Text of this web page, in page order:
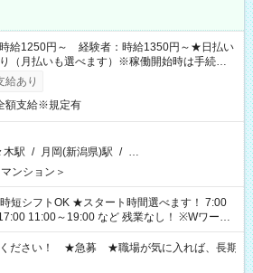
給1250円～ 経験者：時給1350円～★日払い
（月払いも選べます）※稼働開始時は手続き完
となります。
給あり
額支給※規定有
木駅 / 月岡(新潟県)駅 / …
ンション＞
タート時間選べます！ 7:00
11:00～19:00 など 残業なし！ ※Wワーク
事と合わせ週40時間超の就業はご案内できま
き、週20時間以上勤務は社会保険への加入対
働者派遣法（日雇い派遣の原則禁止）によ
ください！ ★急募 ★職場が気に入れば、長期